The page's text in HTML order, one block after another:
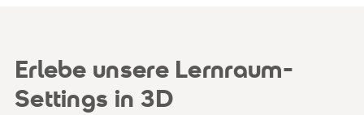
Erlebe unsere Lernraum-
Settings in 3D